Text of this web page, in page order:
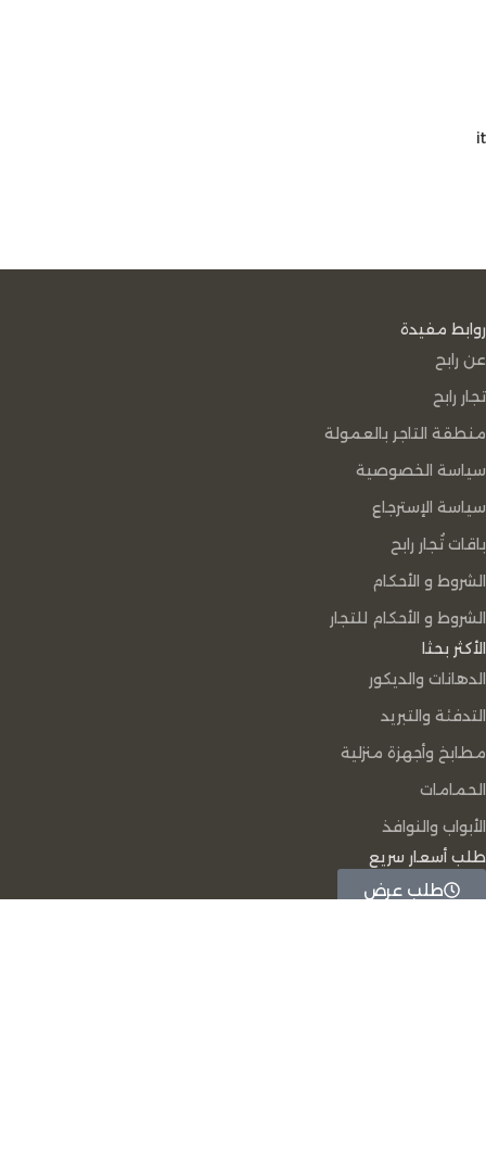
it
روابط مفيدة
عن رابح
تجار رابح
منطقة التاجر بالعمولة
سياسة الخصوصية
سياسة الإسترجاع
باقات تُجار رابح
الشروط و الأحكام
الشروط و الأحكام للتجار
الأكثر بحثا
الدهانات والديكور
التدفئة والتبريد
مطابخ وأجهزة منزلية
الحمامات
الأبواب والنوافذ
طلب أسعار سريع
طلب عرض
سعر سريع